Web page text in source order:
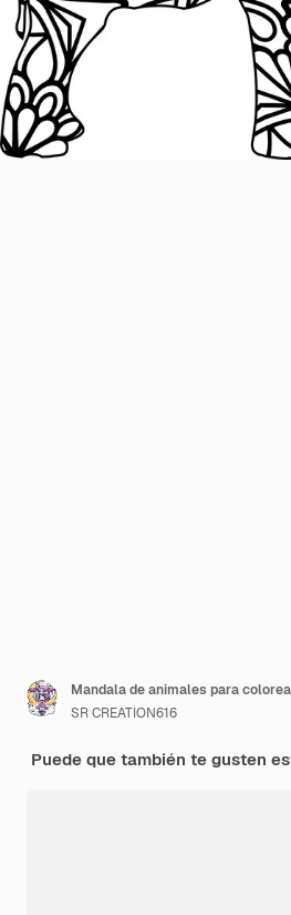
Mandala de animales para
SR CREATION616
Puede que también te gusten